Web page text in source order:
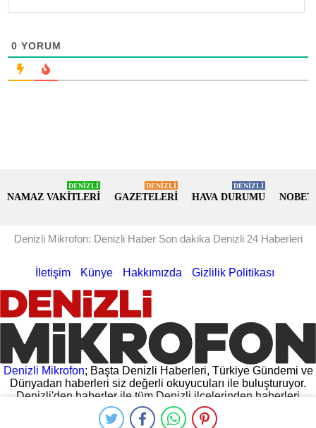
0 YORUM
NAMAZ VAKİTLERİ
DENİZLİ
GAZETELERİ
DENİZLİ
HAVA DURUMU
DENİZLİ
Denizli Mikrofon: Denizli Haber Son dakika Denizli 24 Haberleri
İletişim Künye Hakkımızda Gizlilik Politikası
Denizli Mikrofon; Başta Denizli Haberleri, Türkiye Gündemi ve
Dünyadan haberleri siz değerli okuyucuları ile buluşturuyor.
Denizli'den haberler ile tüm Denizli ilçelerinden haberleri
hemen oku. Denizli Valiliğinden gelen açıklamalar, Denizli
Belediyesinin yaptığı açıklamalar ve daha fazlası